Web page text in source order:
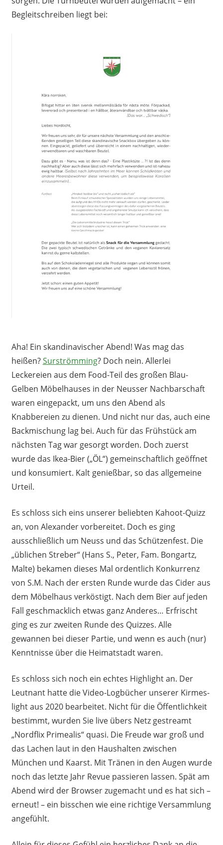
Begleitschreiben liegt bei:
Aha! Ein skandinavischer Abend! Was mag das
heißen?Surströmming? Doch nein. Allerlei
Leckereien aus dem Food-Teil des großen Blau-
Gelben Möbelhauses in der Neusser Nachbarschaft
waren eingepackt, um uns den Abend als
Knabbereien zu dienen. Und nicht nur das, auch eine
Backmischung lag bei. Auch für das Frühstück am
nächsten Tag war gesorgt worden. Doch zuerst
wurde das Ikea-Bier („ÖL“) gemeinschaftlich geöffnet
und konsumiert. Kalt genießbar, so das allgemeine
Urteil.
Es schloss sich eins unserer beliebten Kahoot-Quizz
an, von Alexander vorbereitet. Doch es ging
ausschließlich um Neuss und das Schützenfest. Die
„üblichen Streber“ (Hans S., Peter, Fam. Bongartz,
Malte) bekamen dieses Mal ordentlich Konkurrenz
von S.M. Nach der ersten Runde wurde das Cider aus
dem Möbelhaus verköstigt. Nach dem Bier auf jeden
Fall geschmacklich etwas ganz Anderes… Erfrischt
ging es zur zweiten Runde des Quizzes. Alle
gewannen bei dieser Partie, und wenn es auch (nur)
Kenntnisse über die Heimatstadt waren.
Es schloss sich noch ein echtes Highlight an. Der
Leutnant hatte die Video-Logbücher unserer Kirmes-
light aus 2020 bearbeitet. Nicht für die Öffentlichkeit
bestimmt, wurden Sie live übers Netz gestreamt
„Nordflix Primealis“ quasi. Die Freude war groß und
das Lachen laut in den Haushalten zwischen
München und Kaarst. Mit Tränen in den Augen wurde
noch das letzte Jahr Revue passieren lassen. Spät am
Abend wird der Browser zugemacht und es hat sich –
erneut! – ein bisschen wie eine richtige Versammlung
angefühlt.